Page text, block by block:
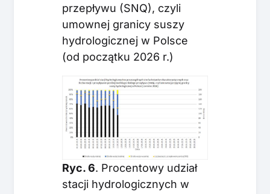
przepływu (SNQ), czyli
umownej granicy suszy
hydrologicznej w Polsce
(od początku 2026 r.)
Ryc. 6. Procentowy udział
stacji hydrologicznych w